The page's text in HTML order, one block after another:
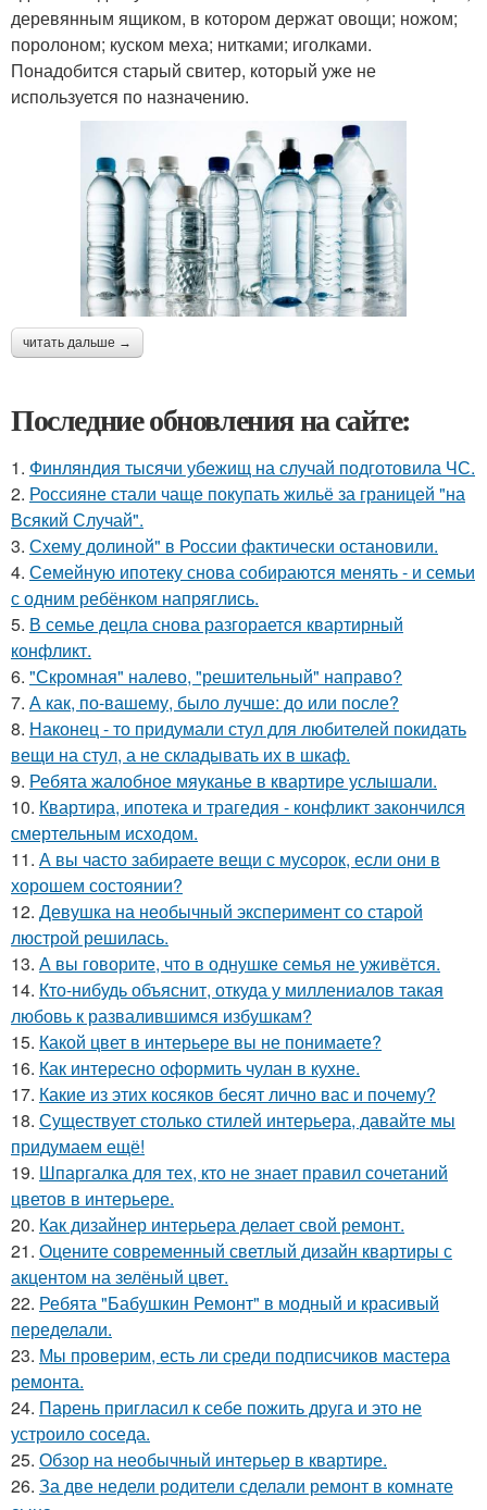
деревянным ящиком, в котором держат овощи; ножом;
поролоном; куском меха; нитками; иголками.
Понадобится старый свитер, который уже не
используется по назначению.
читать дальше →
Последние обновления на сайте:
1. Финляндия тысячи убежищ на случай подготовила ЧС.
2. Россияне стали чаще покупать жильё за границей "на
Всякий Случай".
3. Схему долиной" в России фактически остановили.
4. Семейную ипотеку снова собираются менять - и семьи
с одним ребёнком напряглись.
5. В семье децла снова разгорается квартирный
конфликт.
6. "Скромная" налево, "решительный" направо?
7. А как, по-вашему, было лучше: до или после?
8. Наконец - то придумали стул для любителей покидать
вещи на стул, а не складывать их в шкаф.
9. Ребята жалобное мяуканье в квартире услышали.
10. Квартира, ипотека и трагедия - конфликт закончился
смертельным исходом.
11. А вы часто забираете вещи с мусорок, если они в
хорошем состоянии?
12. Девушка на необычный эксперимент со старой
люстрой решилась.
13. А вы говорите, что в однушке семья не уживётся.
14. Кто-нибудь объяснит, откуда у миллениалов такая
любовь к развалившимся избушкам?
15. Какой цвет в интерьере вы не понимаете?
16. Как интересно оформить чулан в кухне.
17. Какие из этих косяков бесят лично вас и почему?
18. Существует столько стилей интерьера, давайте мы
придумаем ещё!
19. Шпаргалка для тех, кто не знает правил сочетаний
цветов в интерьере.
20. Как дизайнер интерьера делает свой ремонт.
21. Оцените современный светлый дизайн квартиры с
акцентом на зелёный цвет.
22. Ребята "Бабушкин Ремонт" в модный и красивый
переделали.
23. Мы проверим, есть ли среди подписчиков мастера
ремонта.
24. Парень пригласил к себе пожить друга и это не
устроило соседа.
25. Обзор на необычный интерьер в квартире.
26. За две недели родители сделали ремонт в комнате